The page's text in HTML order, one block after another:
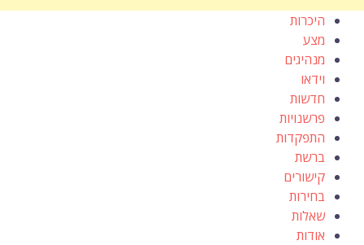
היכרות
מצע
מנהיגים
וידאו
חדשות
פרשנויות
התפקדות
ברשת
קישורים
בחירות
שאלות
אודות